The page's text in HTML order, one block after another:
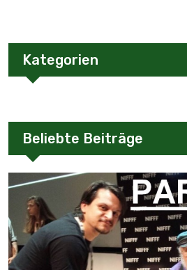
Kategorien
Beliebte Beiträge